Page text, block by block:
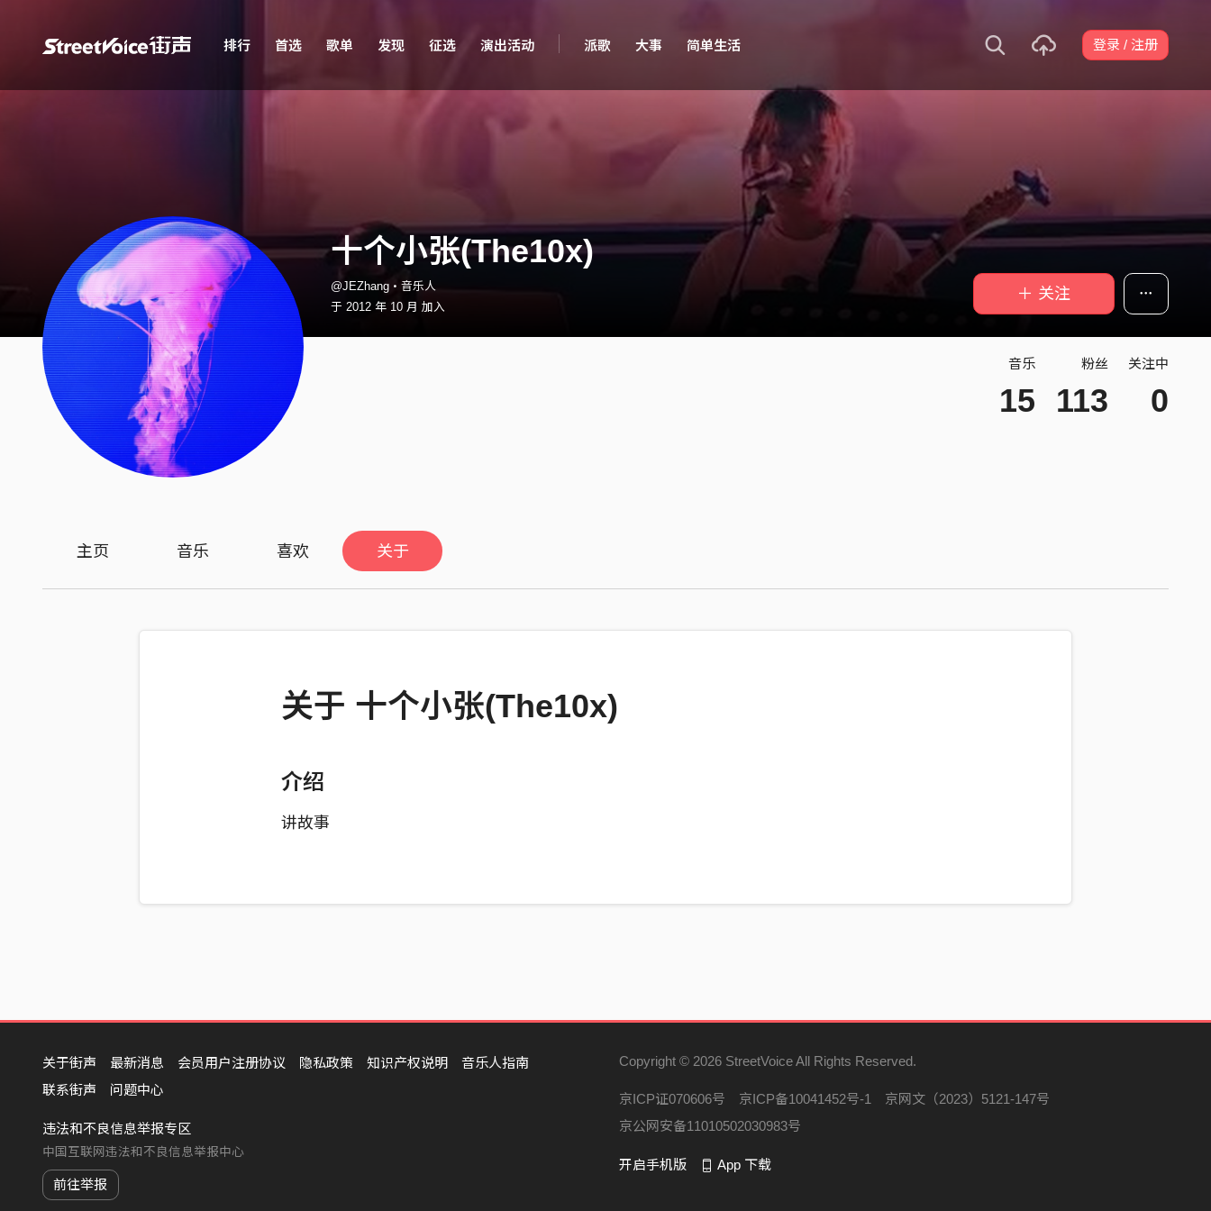
排行 首选 歌单 发现 征选 演出活动 派歌 大事 简单生活 登录 / 注册
十个小张(The10x)
@JEZhang・音乐人
于 2012 年 10 月 加入
＋ 关注
音乐
15
粉丝
113
关注中
0
主页 音乐 喜欢 关于
关于 十个小张(The10x)
介绍
讲故事
关于街声 最新消息 会员用户注册协议 隐私政策 知识产权说明
音乐人指南
联系街声
问题中心
违法和不良信息举报专区
中国互联网违法和不良信息举报中心
前往举报
Copyright © 2026 StreetVoice All Rights Reserved.
京ICP证070606号 京ICP备10041452号-1
京网文（2023）5121-147号
京公网安备11010502030983号
开启手机版 App 下载